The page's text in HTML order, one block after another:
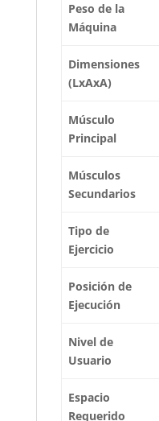
Peso de la
Máquina
Dimensiones
(LxAxA)
Músculo
Principal
Músculos
Secundarios
Tipo de
Ejercicio
Posición de
Ejecución
Nivel de
Usuario
Espacio
Requerido